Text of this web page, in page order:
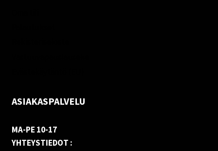
ASIAKASPALVELU
MA-PE 10-17
YHTEYSTIEDOT :